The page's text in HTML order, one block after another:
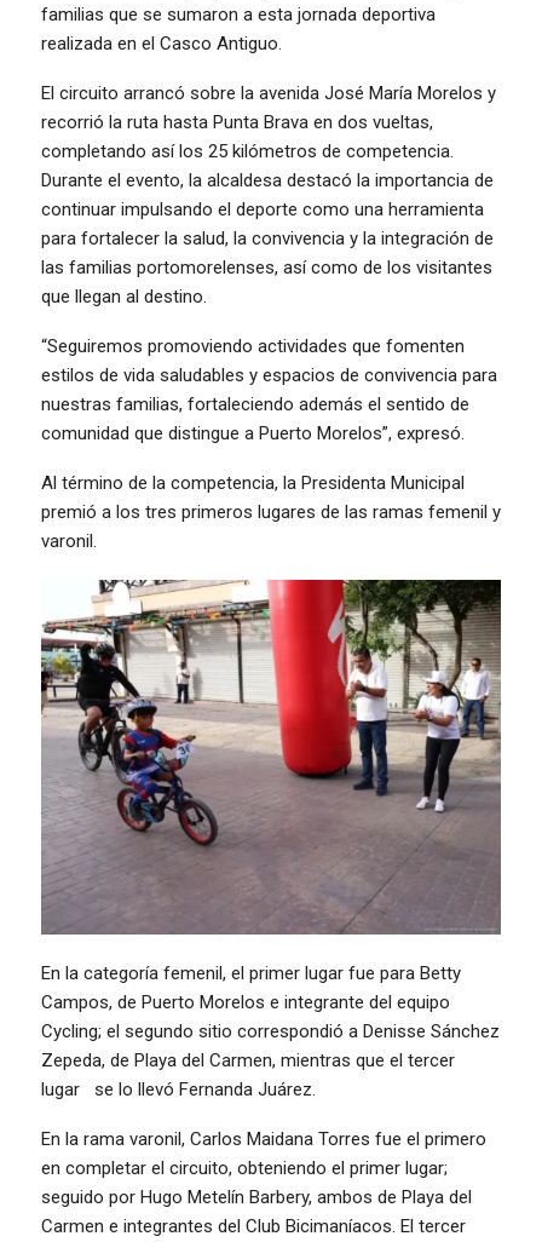
familias que se sumaron a esta jornada deportiva
realizada en el Casco Antiguo.
El circuito arrancó sobre la avenida José María Morelos y
recorrió la ruta hasta Punta Brava en dos vueltas,
completando así los 25 kilómetros de competencia.
Durante el evento, la alcaldesa destacó la importancia de
continuar impulsando el deporte como una herramienta
para fortalecer la salud, la convivencia y la integración de
las familias portomorelenses, así como de los visitantes
que llegan al destino.
“Seguiremos promoviendo actividades que fomenten
estilos de vida saludables y espacios de convivencia para
nuestras familias, fortaleciendo además el sentido de
comunidad que distingue a Puerto Morelos”, expresó.
Al término de la competencia, la Presidenta Municipal
premió a los tres primeros lugares de las ramas femenil y
varonil.
En la categoría femenil, el primer lugar fue para Betty
Campos, de Puerto Morelos e integrante del equipo
Cycling; el segundo sitio correspondió a Denisse Sánchez
Zepeda, de Playa del Carmen, mientras que el tercer
lugar se lo llevó Fernanda Juárez.
En la rama varonil, Carlos Maidana Torres fue el primero
en completar el circuito, obteniendo el primer lugar;
seguido por Hugo Metelín Barbery, ambos de Playa del
Carmen e integrantes del Club Bicimaníacos. El tercer